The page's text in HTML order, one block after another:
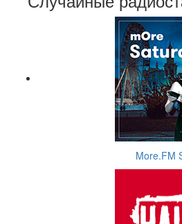
More.FM